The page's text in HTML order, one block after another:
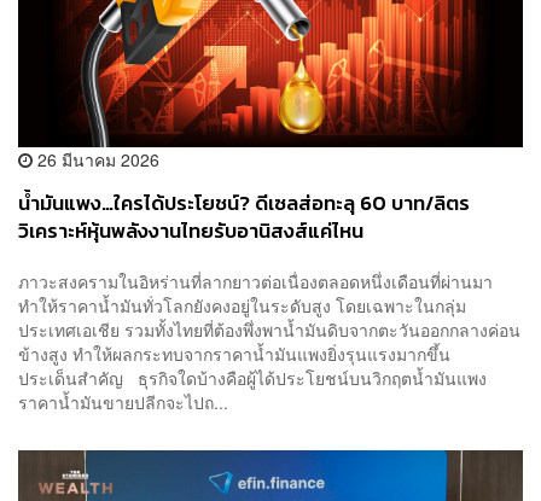
26 มีนาคม 2026
น้ำมันแพง…ใครได้ประโยชน์? ดีเซลส่อทะลุ 60 บาท/ลิตร
วิเคราะห์หุ้นพลังงานไทยรับอานิสงส์แค่ไหน
ภาวะสงครามในอิหร่านที่ลากยาวต่อเนื่องตลอดหนึ่งเดือนที่ผ่านมา
ทำให้ราคาน้ำมันทั่วโลกยังคงอยู่ในระดับสูง โดยเฉพาะในกลุ่ม
ประเทศเอเชีย รวมทั้งไทยที่ต้องพึ่งพาน้ำมันดิบจากตะวันออกกลางค่อน
ข้างสูง ทำให้ผลกระทบจากราคาน้ำมันแพงยิ่งรุนแรงมากขึ้น
ประเด็นสำคัญ ธุรกิจใดบ้างคือผู้ได้ประโยชน์บนวิกฤตน้ำมันแพง
ราคาน้ำมันขายปลีกจะไปถ...